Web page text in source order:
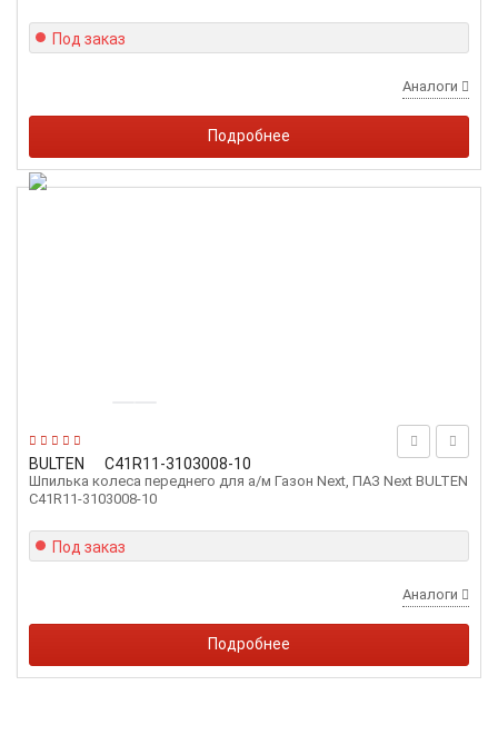
Под заказ
Аналоги
Подробнее
BULTEN С41R11-3103008-10
Шпилька колеса переднего для а/м Газон Next, ПАЗ Next BULTEN
С41R11-3103008-10
Под заказ
Аналоги
Подробнее